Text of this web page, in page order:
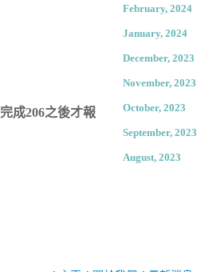
成206之後才報
February, 2024
January, 2024
December, 2023
November, 2023
October, 2023
September, 2023
August, 2023